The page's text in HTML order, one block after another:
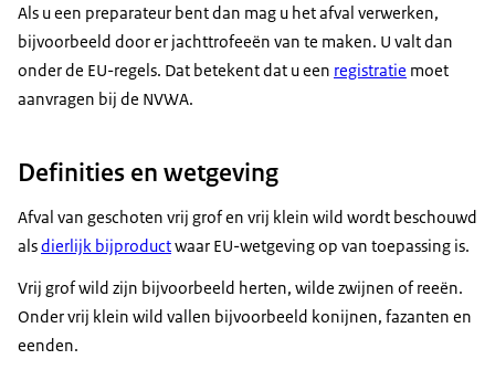
Als u een preparateur bent dan mag u het afval verwerken,
bijvoorbeeld door er jachttrofeeën van te maken. U valt dan
onder de EU-regels. Dat betekent dat u een registratie moet
aanvragen bij de NVWA.
Definities en wetgeving
Afval van geschoten vrij grof en vrij klein wild wordt beschouwd
alsdierlijk bijproductwaar EU-wetgeving op van toepassing is.
Vrij grof wild zijn bijvoorbeeld herten, wilde zwijnen of reeën.
Onder vrij klein wild vallen bijvoorbeeld konijnen, fazanten en
eenden.